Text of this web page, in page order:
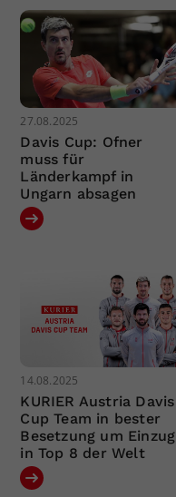
27.08.2025
Davis Cup: Ofner
muss für
Länderkampf in
Ungarn absagen
14.08.2025
KURIER Austria Davis
Cup Team in bester
Besetzung um Einzug
in Top 8 der Welt